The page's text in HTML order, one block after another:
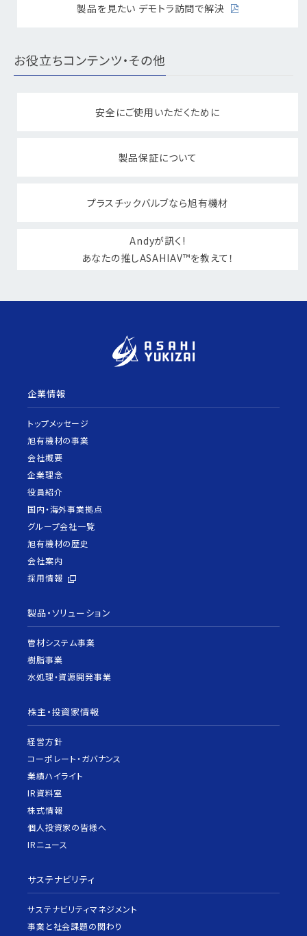
製品を見たい デモトラ訪問で解決
お役立ちコンテンツ・その他
安全にご使用いただくために
製品保証について
プラスチックバルブなら旭有機材
Andyが訊く!
あなたの推しASAHIAV™を教えて！
企業情報
トップメッセージ
旭有機材の事業
会社概要
企業理念
役員紹介
国内・海外事業拠点
グループ会社一覧
旭有機材の歴史
会社案内
採用情報
製品・ソリューション
管材システム事業
樹脂事業
水処理・資源開発事業
株主・投資家情報
経営方針
コーポレート・ガバナンス
業績ハイライト
IR資料室
株式情報
個人投資家の皆様へ
IRニュース
サステナビリティ
サステナビリティマネジメント
事業と社会課題の関わり